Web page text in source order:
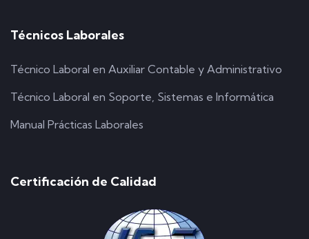
Técnicos Laborales
Técnico Laboral en Auxiliar Contable y Administrativo
Técnico Laboral en Soporte, Sistemas e Informática
Manual Prácticas Laborales
Certificación de Calidad